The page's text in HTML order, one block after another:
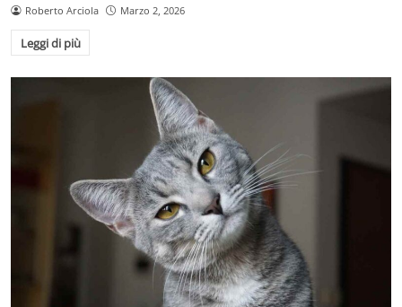
Roberto Arciola Marzo 2, 2026
Leggi di più